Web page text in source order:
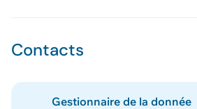
Contacts
Gestionnaire de la donnée